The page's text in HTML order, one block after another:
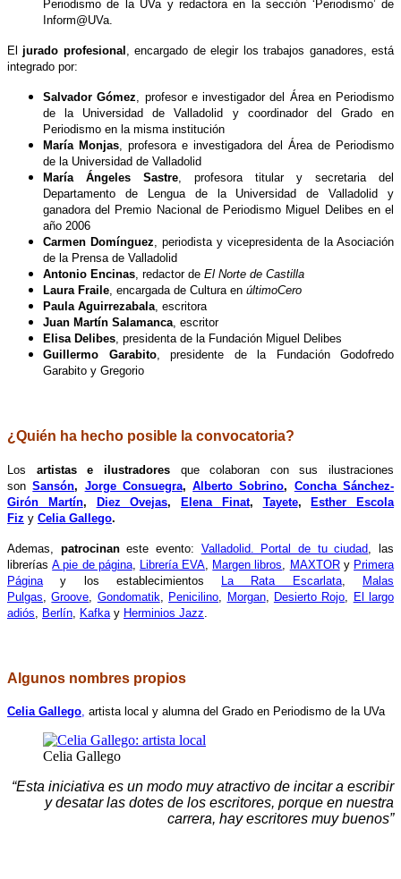
Periodismo de la UVa y redactora en la sección ‘Periodismo’ de
Inform@UVa.
El jurado profesional
, encargado de elegir los trabajos ganadores, está
integrado por:
Salvador Gómez , profesor e investigador del Área en Periodismo
de la Universidad de Valladolid y coordinador del Grado en
Periodismo en la misma institución
María Monjas , profesora e investigadora del Área de Periodismo
de la Universidad de Valladolid
María Ángeles Sastre , profesora titular y secretaria del
Departamento de Lengua de la Universidad de Valladolid y
ganadora del Premio Nacional de Periodismo Miguel Delibes en el
año 2006
Carmen Domínguez , periodista y vicepresidenta de la Asociación
de la Prensa de Valladolid
Antonio Encinas , redactor de El Norte de Castilla
Laura Fraile , encargada de Cultura en últimoCero
Paula Aguirrezabala , escritora
Juan Martín Salamanca , escritor
Elisa Delibes , presidenta de la Fundación Miguel Delibes
Guillermo Garabito, presidente de la Fundación Godofredo
Garabito y Gregorio
¿Quién ha hecho posible la convocatoria?
Los artistas e ilustradoresque colaboran con sus ilustraciones
son Sansón, Jorge Consuegra,Alberto Sobrino, Concha Sánchez-
Girón Martín, Diez Ovejas, Elena Finat, Tayete,
Esther Escola
Fiz y Celia Gallego.
Ademas, patrocinaneste evento: Valladolid. Portal de tu ciudad, las
libreríasA pie de página, Librería EVA, Margen libros, MAXTORy Primera
Páginay los establecimientos La Rata Escarlata,
Malas
Pulgas,Groove, Gondomatik, Penicilino, Morgan, Desierto Rojo, El largo
adiós, Berlín, Kafkay Herminios Jazz.
Algunos nombres propios
Celia Gallego artista local y alumna del Grado en Periodismo de la UVa
Celia Gallego
“Esta iniciativa es un modo muy atractivo de incitar a escribir
y desatar las dotes de los escritores, porque en nuestra
carrera, hay escritores muy buenos”